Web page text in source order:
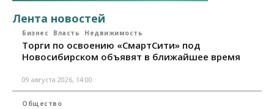
Лента новостей
Бизнес Власть Недвижимость
Торги по освоению «СмартСити» под
Новосибирском объявят в ближайшее время
09 августа 2026, 14:00
Общество